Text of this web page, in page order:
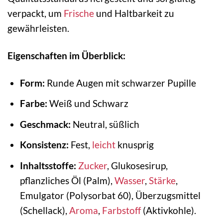
verpackt, um Frische und Haltbarkeit zu
gewährleisten.
Eigenschaften im Überblick:
Form: Runde Augen mit schwarzer Pupille
Farbe: Weiß und Schwarz
Geschmack: Neutral, süßlich
Konsistenz: Fest, leichtknusprig
Inhaltsstoffe: Zucker, Glukosesirup,
pflanzliches Öl (Palm), Wasser, Stärke,
Emulgator (Polysorbat 60), Überzugsmittel
(Schellack), Aroma, Farbstoff(Aktivkohle).